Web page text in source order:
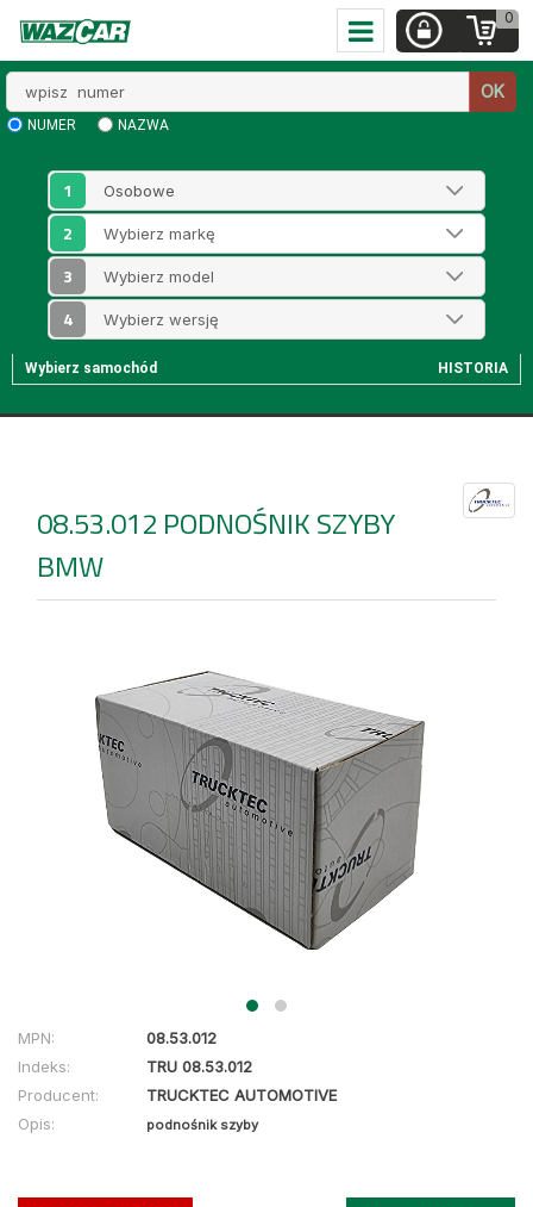
0
numer
OK
NUMER NAZWA
1
2
3
4
Wybierz samochód HISTORIA
08.53.012 PODNOŚNIK SZYBY
BMW
MPN:
08.53.012
Indeks:
TRU 08.53.012
Producent:
TRUCKTEC AUTOMOTIVE
Opis:
podnośnik szyby